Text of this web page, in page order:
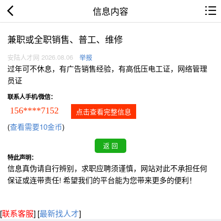
信息内容
兼职或全职销售、普工、维修
安陆人才网 2026.08.06 举报
过年可不休息，有广告销售经验，有高低压电工证，网络管理
员证
联系人手机/微信：
156****7152 点击查看完整信息
(查看需要10金币)
特此声明：
信息真伪请自行辨别，求职应聘须谨慎，网站对此不承担任何
保证或连带责任! 希望我们的平台能为您带来更多的便利！
[联系客服] [最新找人才]